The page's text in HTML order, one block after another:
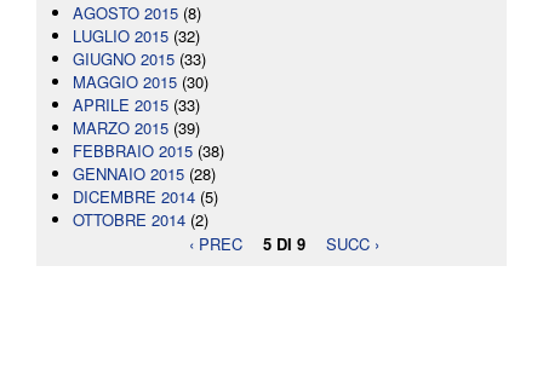
AGOSTO 2015 (8)
LUGLIO 2015 (32)
GIUGNO 2015 (33)
MAGGIO 2015 (30)
APRILE 2015 (33)
MARZO 2015 (39)
FEBBRAIO 2015 (38)
GENNAIO 2015 (28)
DICEMBRE 2014 (5)
OTTOBRE 2014 (2)
‹ PREC
5 DI 9 SUCC ›